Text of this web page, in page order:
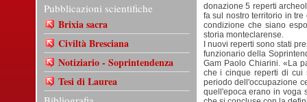
Pubblicazioni scientifiche
Brixia sacra
Civiltà Bresciana
Notiziario - Soprintendenza
Tesi di Laurea
donazione 5 reperti
fa sul nostro territorio in
condizione che siano
storia monteclarense.
I nuovi reperti sono stati
funzionario della
Gam Paolo Chiarini. «La
che i cinque reperti di cui
periodo dell'occupazione
quell'epoca erano in voga